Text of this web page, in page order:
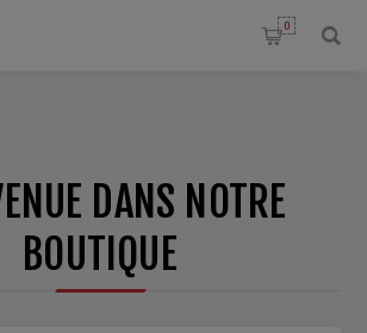
0
DANS NOTRE
BOUTIQUE